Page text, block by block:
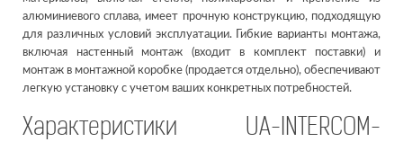
алюминиевого сплава, имеет прочную конструкцию, подходящую
для различных условий эксплуатации. Гибкие варианты монтажа,
включая настенный монтаж (входит в комплект поставки) и
монтаж в монтажной коробке (продается отдельно), обеспечивают
легкую установку с учетом ваших конкретных потребностей.
Характеристики UA-INTERCOM-